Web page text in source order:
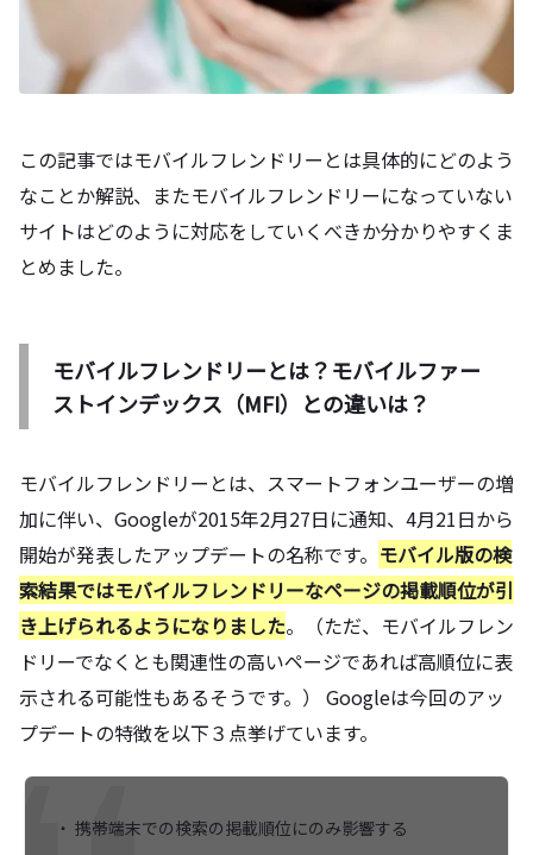
この記事ではモバイルフレンドリーとは具体的にどのよう
なことか解説、またモバイルフレンドリーになっていない
サイトはどのように対応をしていくべきか分かりやすくま
とめました。
モバイルフレンドリーとは？モバイルファー
ストインデックス（MFI）との違いは？
モバイルフレンドリーとは、スマートフォンユーザーの増
加に伴い、Googleが2015年2月27日に通知、4月21日から
開始が発表したアップデートの名称です。 モバイル版の検
索結果ではモバイルフレンドリーなページの掲載順位が引
き上げられるようになりました。（ただ、モバイルフレン
ドリーでなくとも関連性の高いページであれば高順位に表
示される可能性もあるそうです。） Googleは今回のアッ
プデートの特徴を以下３点挙げています。
・ 携帯端末での検索の掲載順位にのみ影響する